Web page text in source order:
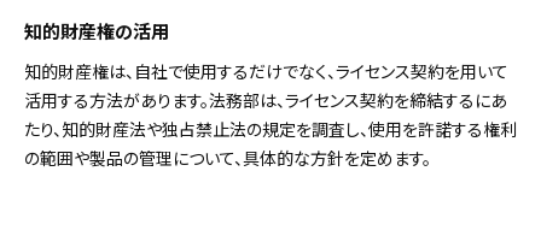
知的財産権の活用
知的財産権は、自社で使用するだけでなく、ライセンス契約を用いて
活用する方法があります。法務部は、ライセンス契約を締結するにあ
たり、知的財産法や独占禁止法の規定を調査し、使用を許諾する権利
の範囲や製品の管理について、具体的な方針を定めます。